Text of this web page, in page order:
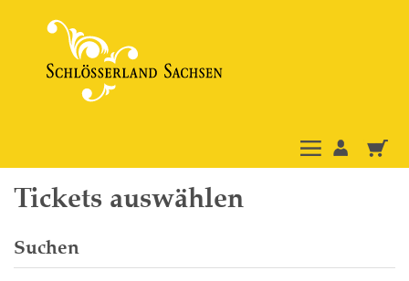
Tickets auswählen
Suchen